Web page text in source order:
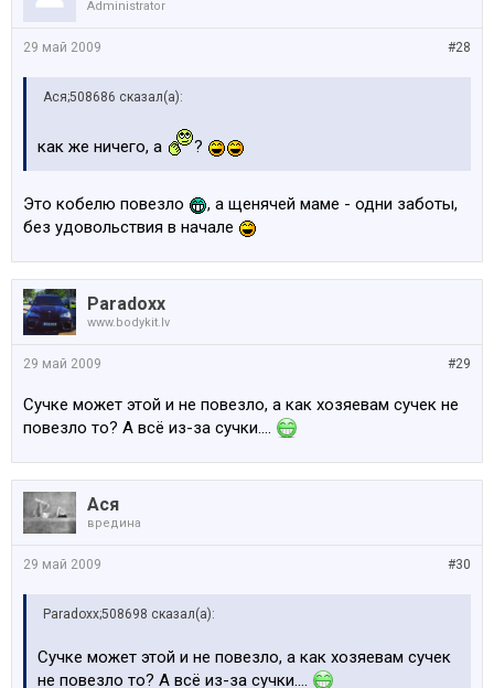
Administrator
#28
29 май 2009
Ася;508686 сказал(а):
как же ничего, а ?
Это кобелю повезло
, а щенячей маме - одни заботы,
без удовольствия в начале
Paradoxx
www.bodykit.lv
#29
29 май 2009
Сучке может этой и не повезло, а как хозяевам сучек не
повезло то? А всё из-за сучки....
Ася
вредина
#30
29 май 2009
Paradoxx;508698 сказал(а):
Сучке может этой и не повезло, а как хозяевам сучек
не повезло то? А всё из-за сучки....